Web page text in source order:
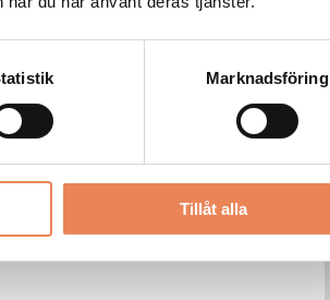
Marknadsföring
Tillåt alla